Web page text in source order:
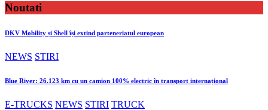
Noutati
DKV Mobility și Shell își extind parteneriatul european
NEWS STIRI
Blue River: 26.123 km cu un camion 100% electric în transport internațional
E-TRUCKS NEWS STIRI TRUCK